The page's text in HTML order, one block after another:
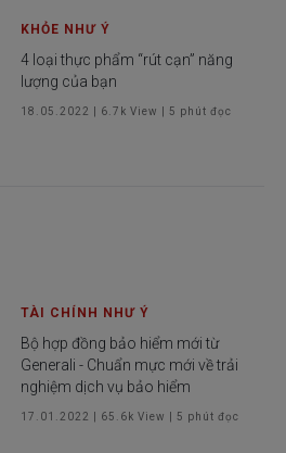
KHỎE NHƯ Ý
4 loại thực phẩm “rút cạn” năng
lượng của bạn
18.05.2022 6.7k View |5 phút đọc
TÀI CHÍNH NHƯ Ý
Bộ hợp đồng bảo hiểm mới từ
Generali - Chuẩn mực mới về trải
nghiệm dịch vụ bảo hiểm
17.01.2022 65.6k View |5 phút đọc